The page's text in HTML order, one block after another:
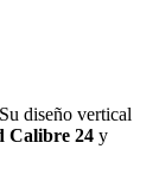
diseño vertical
Calibre 24 y